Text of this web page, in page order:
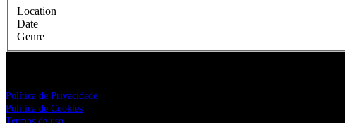
Location
Date
Genre
Política de Privacidade
Política de Cookies